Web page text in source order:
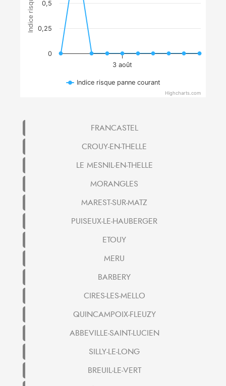
3 août
0
0,25
0,5
Indice risque panne courant
Highcharts.com
FRANCASTEL
CROUY-EN-THELLE
LE MESNIL-EN-THELLE
MORANGLES
MAREST-SUR-MATZ
PUISEUX-LE-HAUBERGER
ETOUY
MERU
BARBERY
CIRES-LES-MELLO
QUINCAMPOIX-FLEUZY
ABBEVILLE-SAINT-LUCIEN
SILLY-LE-LONG
BREUIL-LE-VERT